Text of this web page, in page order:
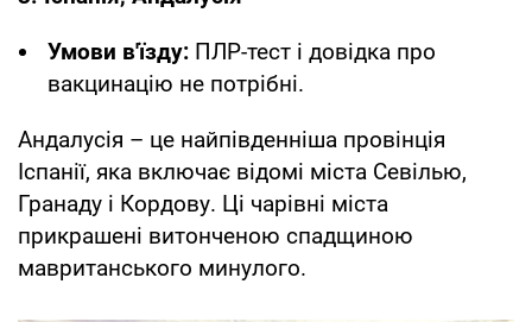
Умови в'їзду: ПЛР-тест і довідка про
вакцинацію не потрібні.
Андалусія – це найпівденніша провінція
Іспанії, яка включає відомі міста Севілью,
Гранаду і Кордову. Ці чарівні міста
прикрашені витонченою спадщиною
мавританського минулого.